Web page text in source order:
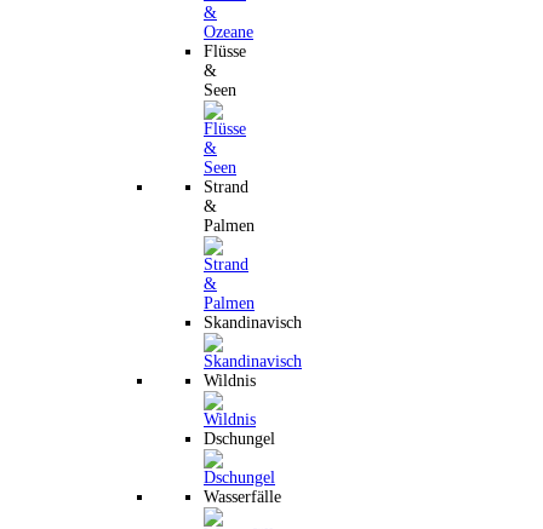
Flüsse
&
Seen
Strand
&
Palmen
Skandinavisch
Wildnis
Dschungel
Wasserfälle